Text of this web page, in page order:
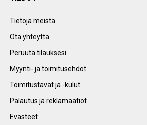
Tietoja meistä
Ota yhteyttä
Peruuta tilauksesi
Myynti- ja toimitusehdot
Toimitustavat ja -kulut
Palautus ja reklamaatiot
Evästeet